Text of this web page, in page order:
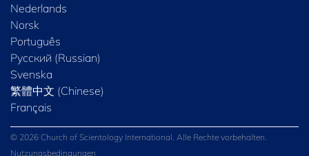
Nederlands
Norsk
Português
Русский (Russian)
Svenska
繁體中文 (Chinese)
Français
© 2026 Church of Scientology International. Alle Rechte vorbehalten.
Nutzungsbedingungen